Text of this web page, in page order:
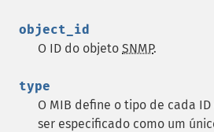
object_id
O ID do objeto SNMP.
type
O MIB define o tipo de cada
ser especificado como um